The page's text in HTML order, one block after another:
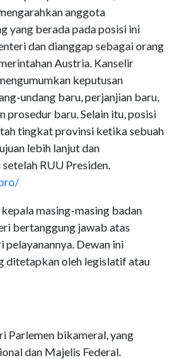
anggota
yang berada pada posisi ini
dan dianggap sebagai orang
Austria. Kanselir
keputusan
undang baru, perjanjian baru,
prosedur baru. Selain itu, posisi
tingkat provinsi ketika sebuah
lebih lanjut dan
RUU Presiden.
masing-masing badan
bertanggung jawab atas
Dewan ini
ditetapkan oleh legislatif atau
Parlemen bikameral, yang
dan Majelis Federal.